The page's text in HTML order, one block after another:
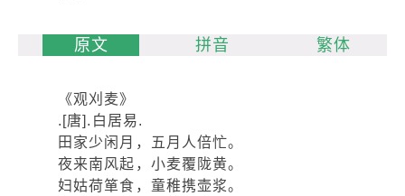
原文 拼音 繁体
《观刈麦》
.[唐].白居易.
田家少闲月，五月人倍忙。
夜来南风起，小麦覆陇黄。
妇姑荷箪食，童稚携壶浆。